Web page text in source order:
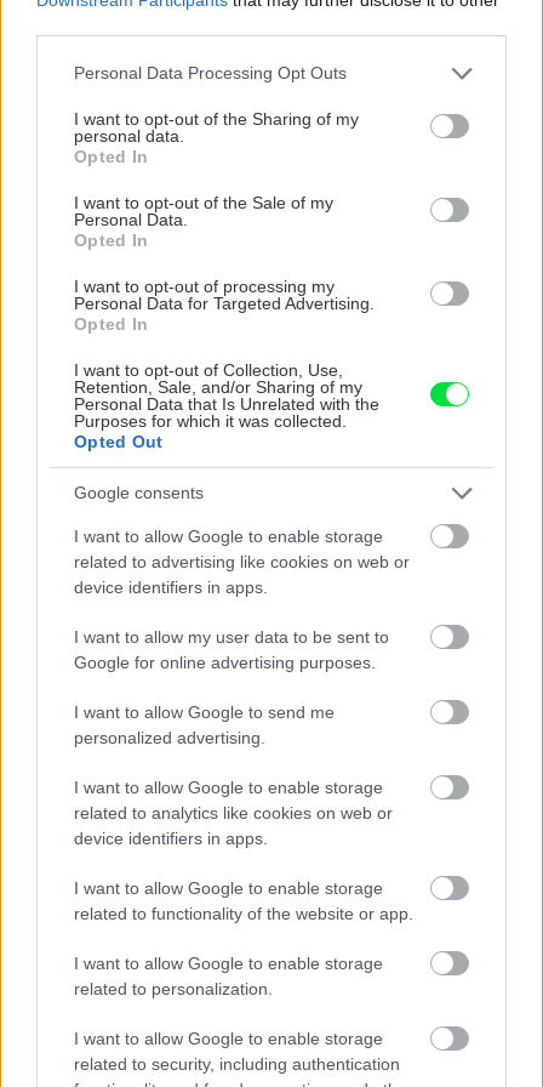
Please note that this website/app uses one or more Google
not limited to your visit or usage behaviour. You may click to
grant or deny consent to Google and its third-party tags to
use your data for below specified purposes in below Google
consent section.
Personal Data Processing Opt Outs
I want to opt-out of the Sharing of my
personal data.
Opted In
I want to opt-out of the Sale of my
Personal Data.
Opted In
I want to opt-out of processing my
Personal Data for Targeted Advertising.
Opted In
I want to opt-out of Collection, Use,
Retention, Sale, and/or Sharing of my
Personal Data that Is Unrelated with the
Purposes for which it was collected.
Opted Out
Google consents
I want to allow Google to enable storage
related to advertising like cookies on web or
device identifiers in apps.
I want to allow my user data to be sent to
Google for online advertising purposes.
I want to allow Google to send me
personalized advertising.
I want to allow Google to enable storage
related to analytics like cookies on web or
device identifiers in apps.
I want to allow Google to enable storage
related to functionality of the website or app.
I want to allow Google to enable storage
related to personalization.
I want to allow Google to enable storage
related to security, including authentication
premení na nevábne mäkkú hmotu
Ako si vyrobiť poctivú brezovú metlu, ktorá
vydrží roky? Pavol ich takto vyrobil už stovky
Chystáte sa zatepľovať alebo meniť kotol?
Návod, ako v nových dotačných výzvach
Ako postupovať pri rezoch
súlade s platnou
legislatívou?